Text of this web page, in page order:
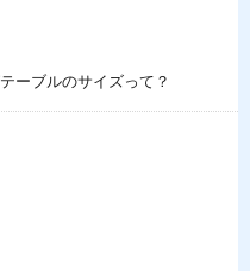
ーブルのサイズって？